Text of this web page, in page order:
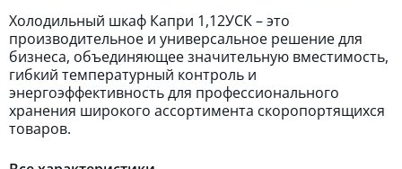
Холодильный шкаф Капри 1,12УСК – это
производительное и универсальное решение для
бизнеса, объединяющее значительную вместимость,
гибкий температурный контроль и
энергоэффективность для профессионального
хранения широкого ассортимента скоропортящихся
товаров.